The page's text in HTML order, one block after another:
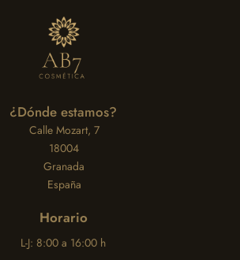
¿Dónde estamos?
Calle Mozart, 7
18004
Granada
España
Horario
L-J: 8:00 a 16:00 h